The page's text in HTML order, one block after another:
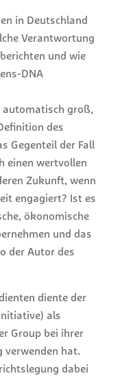
in Deutschland
Verantwortung
und wie
DNA
automatisch groß,
des
Gegenteil der Fall
einen wertvollen
Zukunft, wenn
engagiert? Ist es
ökonomische
und das
der Autor des
diente der
als
Group bei ihrer
verwenden hat.
dabei